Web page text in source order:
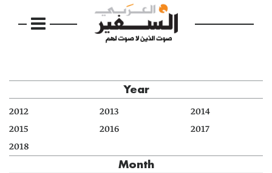
Year
2012 2013
2014
2015
2016
2017
2018
Month